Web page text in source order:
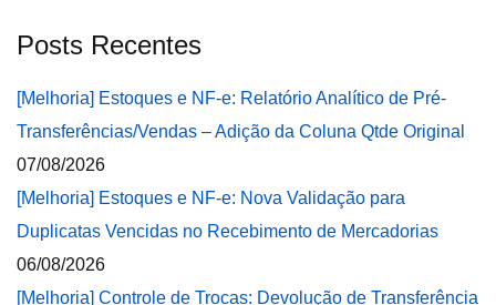
Posts Recentes
[Melhoria] Estoques e NF-e: Relatório Analítico de Pré-
Transferências/Vendas – Adição da Coluna Qtde Original
07/08/2026
[Melhoria] Estoques e NF-e: Nova Validação para
Duplicatas Vencidas no Recebimento de Mercadorias
06/08/2026
[Melhoria] Controle de Trocas: Devolução de Transferência